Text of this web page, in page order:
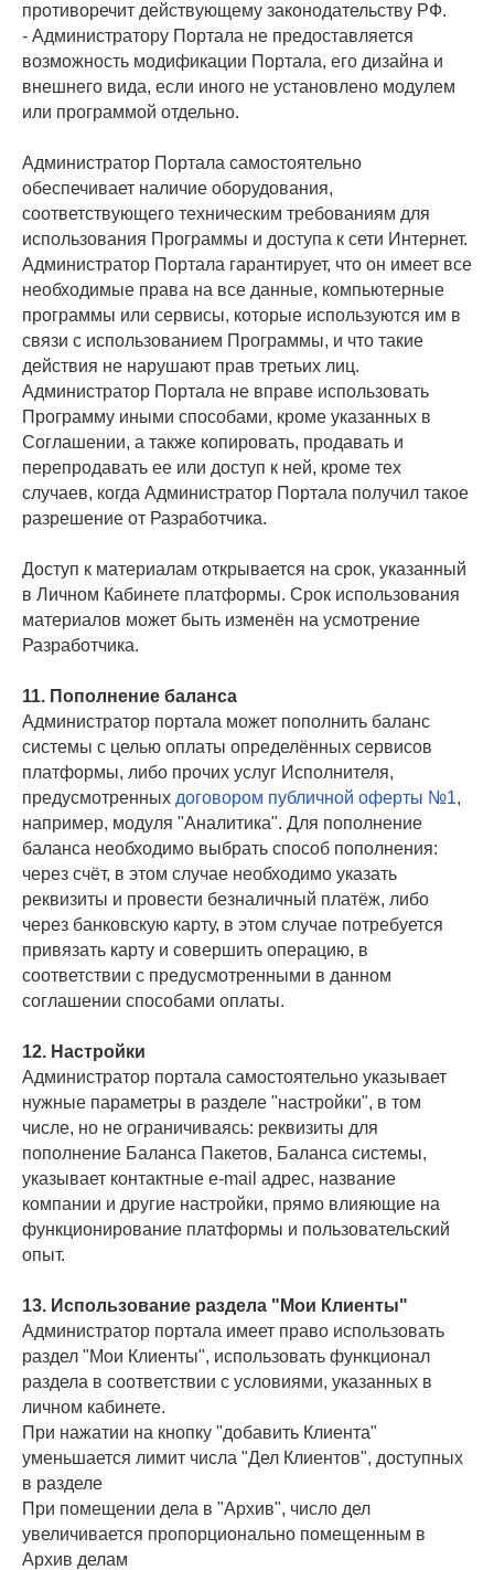
противоречит действующему законодательству РФ.
- Администратору Портала не предоставляется
возможность модификации Портала, его дизайна и
внешнего вида, если иного не установлено модулем
или программой отдельно.
Администратор Портала самостоятельно
обеспечивает наличие оборудования,
соответствующего техническим требованиям для
использования Программы и доступа к сети Интернет.
Администратор Портала гарантирует, что он имеет все
необходимые права на все данные, компьютерные
программы или сервисы, которые используются им в
связи с использованием Программы, и что такие
действия не нарушают прав третьих лиц.
Администратор Портала не вправе использовать
Программу иными способами, кроме указанных в
Соглашении, а также копировать, продавать и
перепродавать ее или доступ к ней, кроме тех
случаев, когда Администратор Портала получил такое
разрешение от Разработчика.
Доступ к материалам открывается на срок, указанный
в Личном Кабинете платформы. Срок использования
материалов может быть изменён на усмотрение
Разработчика.
11. Пополнение баланса
Администратор портала может пополнить баланс
системы с целью оплаты определённых сервисов
платформы, либо прочих услуг Исполнителя,
предусмотренных договором публичной оферты №1,
например, модуля "Аналитика". Для пополнение
баланса необходимо выбрать способ пополнения:
через счёт, в этом случае необходимо указать
реквизиты и провести безналичный платёж, либо
через банковскую карту, в этом случае потребуется
привязать карту и совершить операцию, в
соответствии с предусмотренными в данном
соглашении способами оплаты.
12. Настройки
Администратор портала самостоятельно указывает
нужные параметры в разделе "настройки", в том
числе, но не ограничиваясь: реквизиты для
пополнение Баланса Пакетов, Баланса системы,
указывает контактные e-mail адрес, название
компании и другие настройки, прямо влияющие на
функционирование платформы и пользовательский
опыт.
13. Использование раздела "Мои Клиенты"
Администратор портала имеет право использовать
раздел "Мои Клиенты", использовать функционал
раздела в соответствии с условиями, указанных в
личном кабинете.
При нажатии на кнопку "добавить Клиента"
уменьшается лимит числа "Дел Клиентов", доступных
в разделе
При помещении дела в "Архив", число дел
увеличивается пропорционально помещенным в
Архив делам